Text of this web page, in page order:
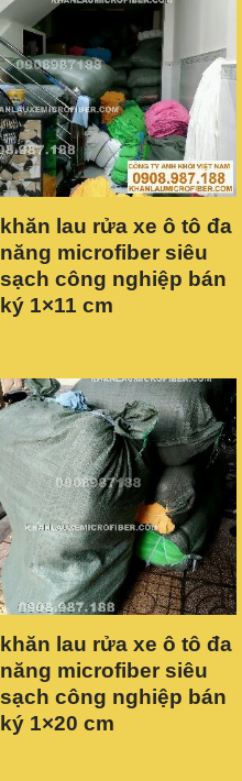
khăn lau rửa xe ô tô đa
năng microfiber siêu
sạch công nghiệp bán
ký 1×11 cm
khăn lau rửa xe ô tô đa
năng microfiber siêu
sạch công nghiệp bán
ký 1×20 cm